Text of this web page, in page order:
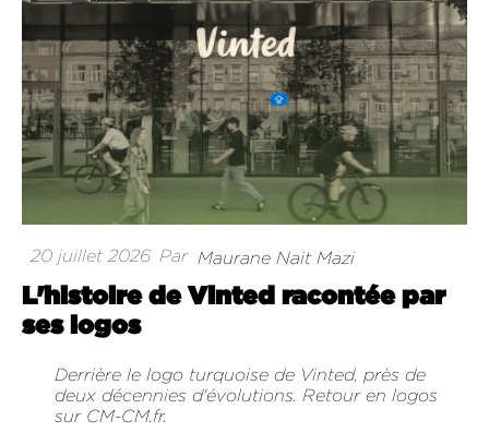
20 juillet 2026 Par Maurane Nait Mazi
L'histoire de Vinted racontée par
ses logos
Derrière le logo turquoise de Vinted, près de
deux décennies d'évolutions. Retour en logos
sur CM-CM.fr.